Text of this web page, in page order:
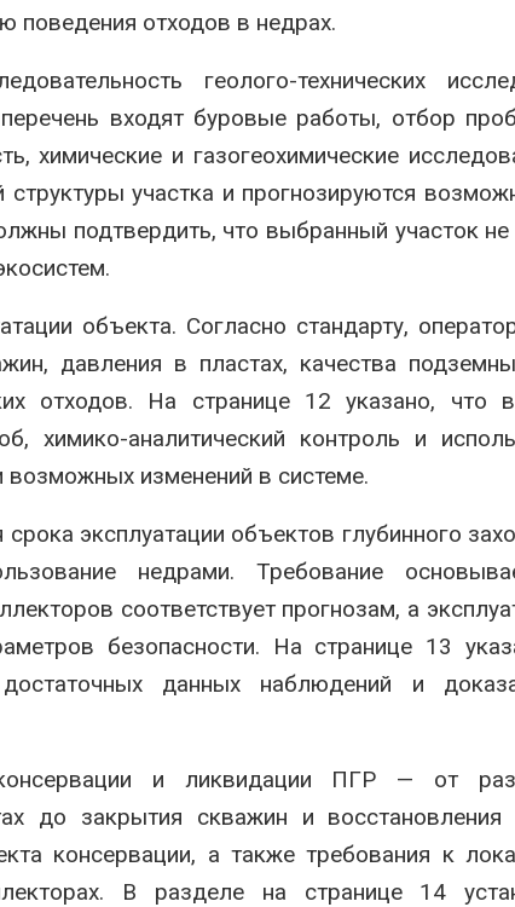
поведения отходов в недрах.
геолого-технических
входят буровые работы, отбор
химические и газогеохимические
структуры участка и прогнозируются
подтвердить, что выбранный участок не
объекта. Согласно стандарту,
давления в пластах, качества
отходов. На странице 12 указано, что
химико-аналитический контроль и
изменений в системе.
эксплуатации объектов глубинного
недрами. Требование
соответствует прогнозам, а
безопасности. На странице 13
данных наблюдений и
и ликвидации ПГР — от
до закрытия скважин и восстановления
консервации, а также требования к
В разделе на странице 14